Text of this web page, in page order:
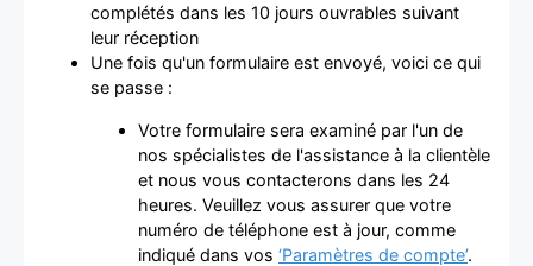
complétés dans les 10 jours ouvrables suivant
leur réception
Une fois qu'un formulaire est envoyé, voici ce qui
se passe :
Votre formulaire sera examiné par l'un de
nos spécialistes de l'assistance à la clientèle
et nous vous contacterons dans les 24
heures. Veuillez vous assurer que votre
numéro de téléphone est à jour, comme
indiqué dans vos ‘Paramètres de compte’.